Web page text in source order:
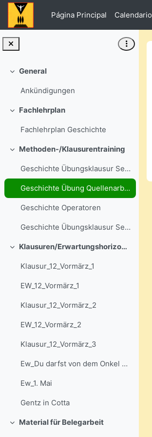
Salta al contenido principal
Página Principal
Calendario
Colapsar
General
Ankündigungen
Colapsar
Fachlehrplan
Fachlehrplan Geschichte
Colapsar
Methoden-/Klausurentraining
Geschichte Übungsklausur Sek II
Geschichte Übung Quellenarbeit
Geschichte Operatoren
Geschichte Übungsklausur Sek II mit Lösungen 1
Colapsar Klausuren/Erwartungshorizonte
Klausur_12_Vormärz_1
EW_12_Vormärz_1
Klausur_12_Vormärz_2
EW_12_Vormärz_2
Klausur_12_Vormärz_3
Ew_Du darfst von dem Onkel nichts annehmen
Ew_1. Mai
Gentz in Cotta
Colapsar
Material für Belegarbeit